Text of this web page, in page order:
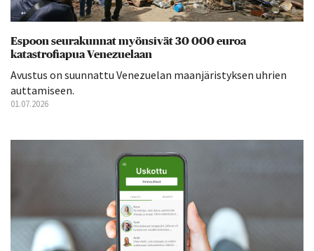
Espoon seurakunnat myönsivät 30 000 euroa
katastrofiapua Venezuelaan
Avustus on suunnattu Venezuelan maanjäristyksen uhrien
auttamiseen.
01.07.2026